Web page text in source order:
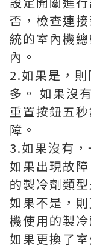
否，檢查連
統的室內機
內。
2.如果是，
多。 如果沒
重置按鈕五
障。
3.如果沒有，
如果出現故
的製冷劑類型
如果不是，
機使用的製冷
如果更換了